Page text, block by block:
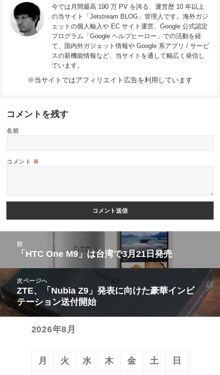
今では月間最高 190 万 PV を誇る、運営歴 10 年以上
の当サイト「Jetstream BLOG」管理人です。海外ガジ
ェットの個人輸入や EC サイト運営、Google 公式認定
プログラム「Google ヘルプヒーロー」での活動を経
て、国内外ガジェット情報や Google 系アプリ / サービ
スの新機能情報など、当サイトを通して幅広く発信し
ています。
※当サイトではアフィリエイト広告を利用しています
コメントを残す
名前
コメント ※
ビ
ゲ
ー
前
前
の
投
稿:
「HTC One M9」は台湾で3月21日発売
次ページへ
次
の
投
ZTE、「Nubia Z9」発表に向けた豪華インビ
テーション送付開始
2026年8月
月 火 水 木 金 土 日